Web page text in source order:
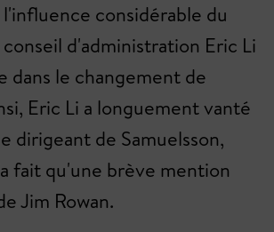
l'influence considérable du
d'administration Eric Li
dans le changement de
Eric Li a longuement vanté
dirigeant de Samuelsson,
fait qu'une brève mention
Jim Rowan.